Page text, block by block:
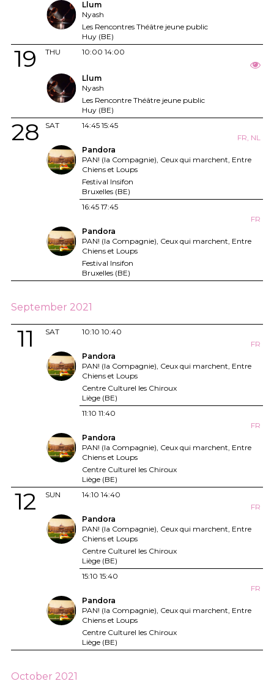
Llum
Nyash
Les Rencontres Théâtre jeune public
Huy (BE)
THU
19 10:00 14:00
Llum
Nyash
Les Rencontre Théâtre jeune public
Huy (BE)
SAT
28 14:45 15:45
FR, NL
Pandora
PAN! (la Compagnie), Ceux qui marchent, Entre
Chiens et Loups
Festival Insifon
Bruxelles (BE)
16:45 17:45
FR
Pandora
PAN! (la Compagnie), Ceux qui marchent, Entre
Chiens et Loups
Festival Insifon
Bruxelles (BE)
September 2021
SAT
11 10:10 10:40
FR
Pandora
PAN! (la Compagnie), Ceux qui marchent, Entre
Chiens et Loups
Centre Culturel les Chiroux
Liège (BE)
11:10 11:40
FR
Pandora
PAN! (la Compagnie), Ceux qui marchent, Entre
Chiens et Loups
Centre Culturel les Chiroux
Liège (BE)
SUN
12 14:10 14:40
FR
Pandora
PAN! (la Compagnie), Ceux qui marchent, Entre
Chiens et Loups
Centre Culturel les Chiroux
Liège (BE)
15:10 15:40
FR
Pandora
PAN! (la Compagnie), Ceux qui marchent, Entre
Chiens et Loups
Centre Culturel les Chiroux
Liège (BE)
October 2021